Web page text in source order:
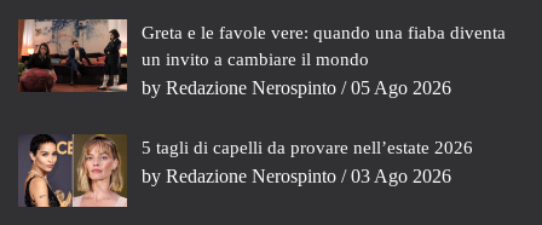
Greta e le favole vere: quando una fiaba diventa
un invito a cambiare il mondo
by Redazione Nerospinto / 05 Ago 2026
5 tagli di capelli da provare nell’estate 2026
by Redazione Nerospinto / 03 Ago 2026